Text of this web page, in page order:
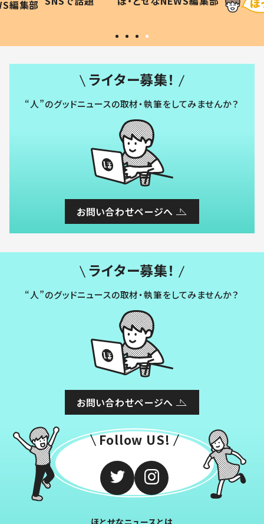
い」
ほ・とせなNEWS編集部
ライター募集！
“人”のグッドニュースの取材・執筆をしてみませんか？
お問い合わせページへ
ライター募集！
“人”のグッドニュースの取材・執筆をしてみませんか？
お問い合わせページへ
Follow US!
ほとせなニュースとは